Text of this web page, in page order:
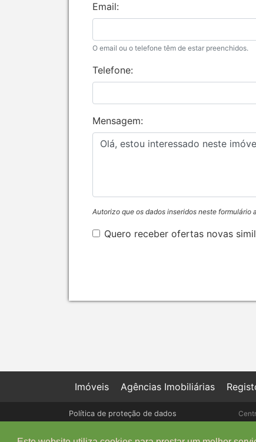
Email:
O email ou o telefone têm de estar preenchidos.
Telefone:
Mensagem:
Autorizo que os dados inseridos neste formulário
Quero receber ofertas novas
Imóveis Agências Imobiliárias
Política de proteção de dados